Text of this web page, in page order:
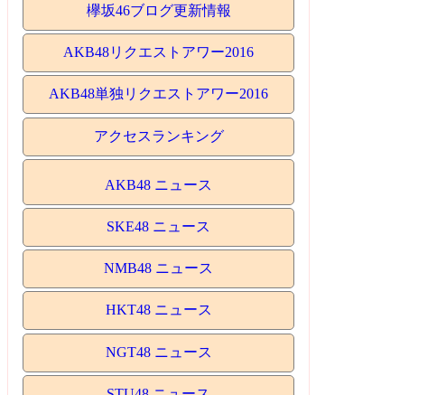
欅坂46ブログ更新情報
AKB48リクエストアワー2016
AKB48単独リクエストアワー2016
アクセスランキング
AKB48 ニュース
SKE48 ニュース
NMB48 ニュース
HKT48 ニュース
NGT48 ニュース